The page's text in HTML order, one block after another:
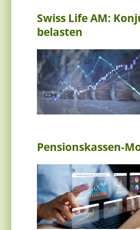
Swiss Life AM:
belasten
Pensionskassen-